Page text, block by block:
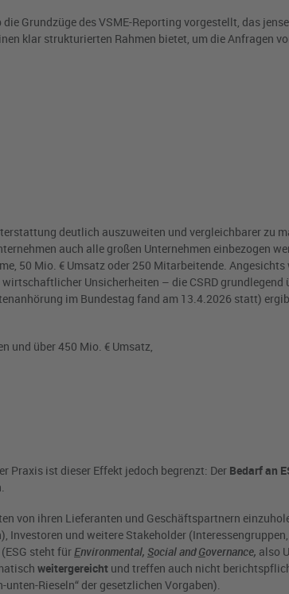
Grundzüge des VSME-Reporting vorgestellt, das
klar strukturierten Rahmen bietet, um die Anfragen
deutlich auszuweiten und vergleichbarer zu
auch alle großen Unternehmen einbezogen
50 Mio. € Umsatz oder 250 Mitarbeitende. Angesichts
Unsicherheiten – die CSRD grundlegend
im Bundestag fand am 13.4.2026 statt)
und über 450 Mio. € Umsatz,
Praxis ist dieser Effekt jedoch begrenzt: Der Bedarf an
von ihren Lieferanten und Geschäftspartnern
und weitere Stakeholder
steht fürEnvironmental, Social andGovernance, also
weitergereicht und treffen auch nicht
unten-Rieseln“ der gesetzlichen Vorgaben).